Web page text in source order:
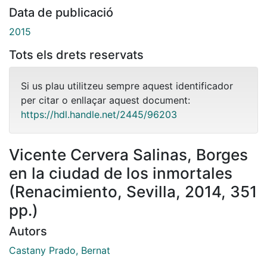
Data de publicació
2015
Tots els drets reservats
Si us plau utilitzeu sempre aquest identificador
per citar o enllaçar aquest document:
https://hdl.handle.net/2445/96203
Vicente Cervera Salinas, Borges
en la ciudad de los inmortales
(Renacimiento, Sevilla, 2014, 351
pp.)
Autors
Castany Prado, Bernat